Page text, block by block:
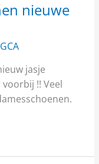
nieuwe
GCA
jasje
!! Veel